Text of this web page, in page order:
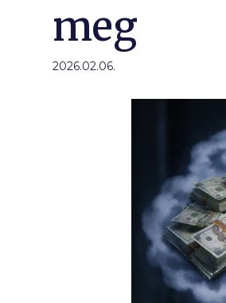
meg
2026.02.06.